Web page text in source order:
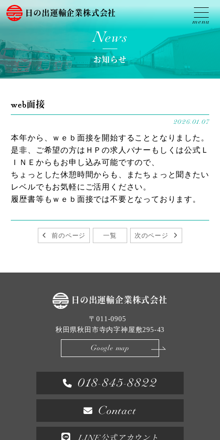
日の出運輸企業株式会社
News
お知らせ
web面接
2026.01.07
本年から、ｗｅｂ面接を開始することとなりました。
是非、ご希望の方はＨＰの求人バナーもしくは公式Ｌ
ＩＮＥからもお申し込み可能ですので、
ちょっとした休憩時間からも、またちょっと聞きたい
レベルでもお気軽にご活用ください。
履歴書等もｗｅｂ面接では不要となっております。
前のページ 一覧 次のページ
日の出運輸企業株式会社
〒011-0905
秋田県秋田市寺内字神屋敷295-43
Google map
018-845-8822
Contact
LINE公式アカウント